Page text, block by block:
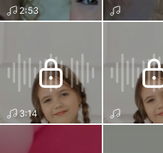
2:53
3:14